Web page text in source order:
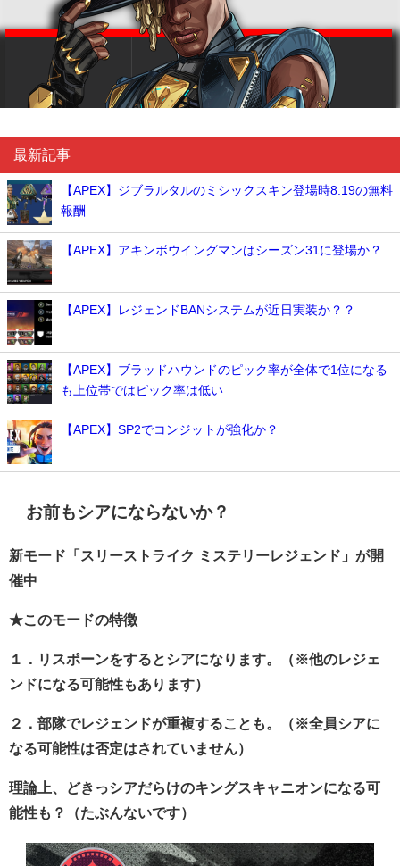
最新記事
【APEX】ジブラルタルのミシックスキン登場時8.19の無料
報酬
【APEX】アキンボウイングマンはシーズン31に登場か？
【APEX】レジェンドBANシステムが近日実装か？？
【APEX】ブラッドハウンドのピック率が全体で1位になる
も上位帯ではピック率は低い
【APEX】SP2でコンジットが強化か？
お前もシアにならないか？
新モード「スリーストライク ミステリーレジェンド」が開
催中
★このモードの特徴
１．リスポーンをするとシアになります。（※他のレジェ
ンドになる可能性もあります）
２．部隊でレジェンドが重複することも。（※全員シアに
なる可能性は否定はされていません）
理論上、どきっシアだらけのキングスキャニオンになる可
能性も？（たぶんないです）